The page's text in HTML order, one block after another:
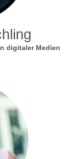
digitaler Medien